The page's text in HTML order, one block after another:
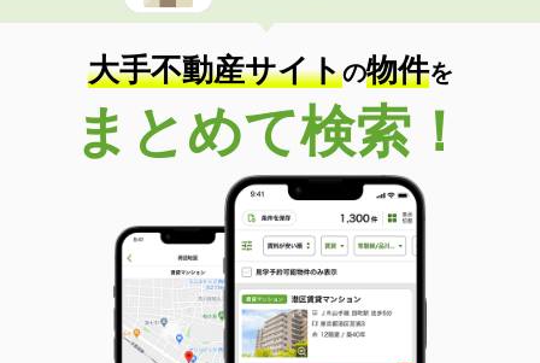
大手不動産サイトの物件を
まとめて検索！